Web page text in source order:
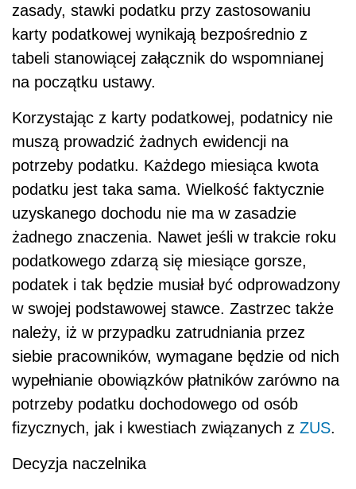
zasady, stawki podatku przy zastosowaniu
karty podatkowej wynikają bezpośrednio z
tabeli stanowiącej załącznik do wspomnianej
na początku ustawy.
Korzystając z karty podatkowej, podatnicy nie
muszą prowadzić żadnych ewidencji na
potrzeby podatku. Każdego miesiąca kwota
podatku jest taka sama. Wielkość faktycznie
uzyskanego dochodu nie ma w zasadzie
żadnego znaczenia. Nawet jeśli w trakcie roku
podatkowego zdarzą się miesiące gorsze,
podatek i tak będzie musiał być odprowadzony
w swojej podstawowej stawce. Zastrzec także
należy, iż w przypadku zatrudniania przez
siebie pracowników, wymagane będzie od nich
wypełnianie obowiązków płatników zarówno na
potrzeby podatku dochodowego od osób
fizycznych, jak i kwestiach związanych z ZUS.
Decyzja naczelnika